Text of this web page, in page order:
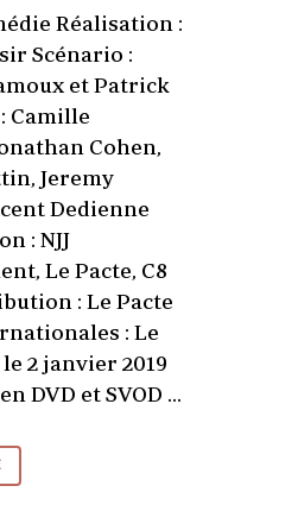
Réalisation :
Scénario :
et Patrick
Camille
Cohen,
Jeremy
Dedienne
: NJJ
Le Pacte, C8
: Le Pacte
: Le
2 janvier 2019
DVD et SVOD ...